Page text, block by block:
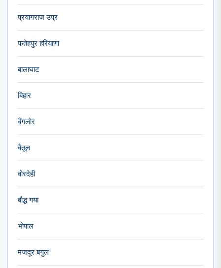
प्रयागराज उप्र
फतेहपुर हरियाणा
बालाघाट
बिहार
बैंगलोर
बैतूल
बोरदेही
बौद्ध गया
भोपाल
मजदूर बगुल